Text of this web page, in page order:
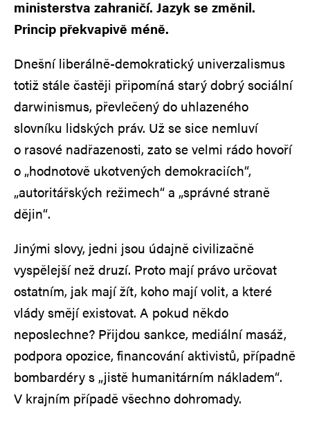
ministerstva zahraničí. Jazyk se změnil.
Princip překvapivě méně.
Dnešní liberálně-demokratický univerzalismus
totiž stále častěji připomíná starý dobrý sociální
darwinismus, převlečený do uhlazeného
slovníku lidských práv. Už se sice nemluví
o rasové nadřazenosti, zato se velmi rádo hovoří
o „hodnotově ukotvených demokraciích“,
„autoritářských režimech“ a „správné straně
dějin“.
Jinými slovy, jedni jsou údajně civilizačně
vyspělejší než druzí. Proto mají právo určovat
ostatním, jak mají žít, koho mají volit, a které
vlády smějí existovat. A pokud někdo
neposlechne? Přijdou sankce, mediální masáž,
podpora opozice, financování aktivistů, případně
bombardéry s „jistě humanitárním nákladem“.
V krajním případě všechno dohromady.